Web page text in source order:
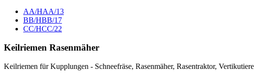
AA/HAA/13
BB/HBB/17
CC/HCC/22
Keilriemen Rasenmäher
Keilriemen für Kupplungen - Schneefräse, Rasenmäher, Rasentraktor,